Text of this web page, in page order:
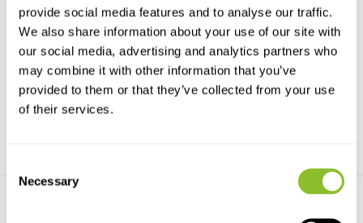
provide social media features and to analyse our traffic.
We also share information about your use of our site with
our social media, advertising and analytics partners who
may combine it with other information that you’ve
provided to them or that they’ve collected from your use
of their services.
Selection
Necessary
Staartliniaal
Staartliniaal voor het meten van
de staart van v...
€18,38
Staartliniaal Plastic
Staartliniaal van buigzaam
plastic met een lengt...
€2,75